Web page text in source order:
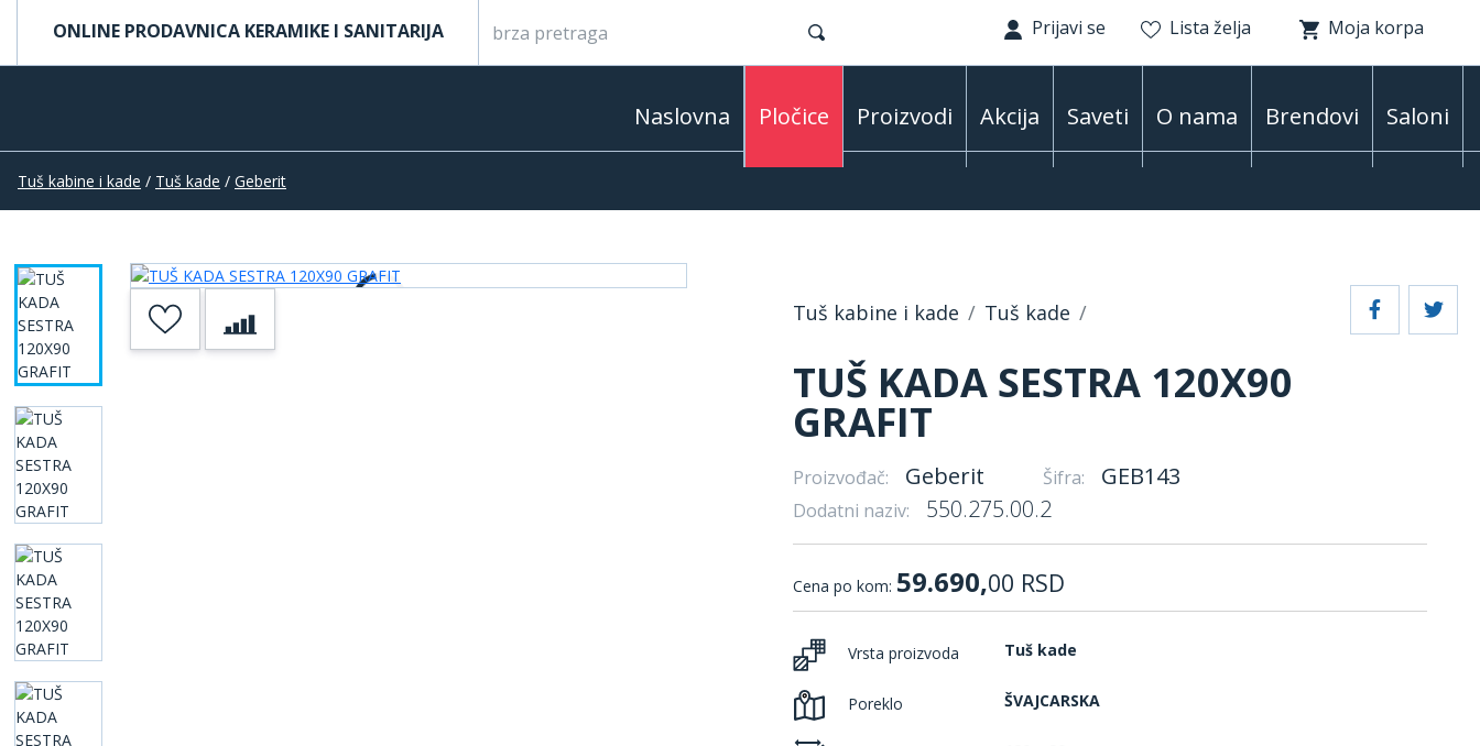
ONLINE PRODAVNICA KERAMIKE I SANITARIJA Prijavi se Lista želja Moja korpa
Naslovna Pločice Proizvodi Akcija Saveti O nama Brendovi Saloni
Tuš kabine i kade / Tuš kade / Geberit
Tuš kabine i kade Tuš kade
TUŠ KADA SESTRA 120X90
GRAFIT
Proizvođač: Geberit Šifra: GEB143
Dodatni naziv: 550.275.00.2
Cena po kom: 59.690,00 RSD
Vrsta proizvoda Tuš kade
Poreklo ŠVAJCARSKA